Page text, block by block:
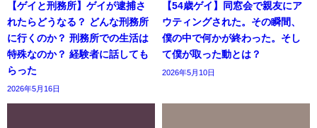
【ゲイと刑務所】ゲイが逮捕さ
れたらどうなる？ どんな刑務所
に行くのか？ 刑務所での生活は
特殊なのか？ 経験者に話しても
らった
2026年5月16日
【54歳ゲイ】同窓会で親友にア
ウティングされた。その瞬間、
僕の中で何かが終わった。そし
て僕が取った動とは？
2026年5月10日